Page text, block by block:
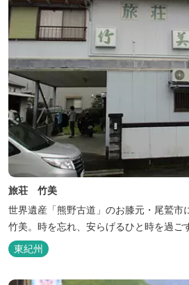
旅荘 竹美
世界遺産「熊野古道」のお膝元・尾鷲市
竹美。時を忘れ、安らげるひと時を過ご
東紀州